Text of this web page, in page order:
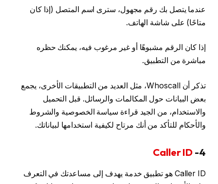
عندما يتصل بك رقم مجهول، سترى اسم المتصل (إذا كان
متاحًا) على شاشة الهاتف.
إذا كان الرقم مشبوهًا أو غير مرغوب فيه، يمكنك حظره
مباشرة من التطبيق.
تذكر أن Whoscall، مثل العديد من التطبيقات الأخرى، يجمع
بعض البيانات حول المكالمات والرسائل. قبل التحميل
والاستخدام، من الجيد قراءة سياسة الخصوصية والشروط
والأحكام للتأكد من أنك مرتاح لكيفية استخدامها لبياناتك.
4-
Caller ID
Caller ID هو تطبيق خدمة يهدف إلى مساعدتك في التعرف